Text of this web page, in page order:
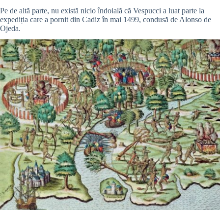
Pe de altă parte, nu există nicio îndoială că Vespucci a luat parte la
expediția care a pornit din Cadiz în mai 1499, condusă de Alonso de
Ojeda.